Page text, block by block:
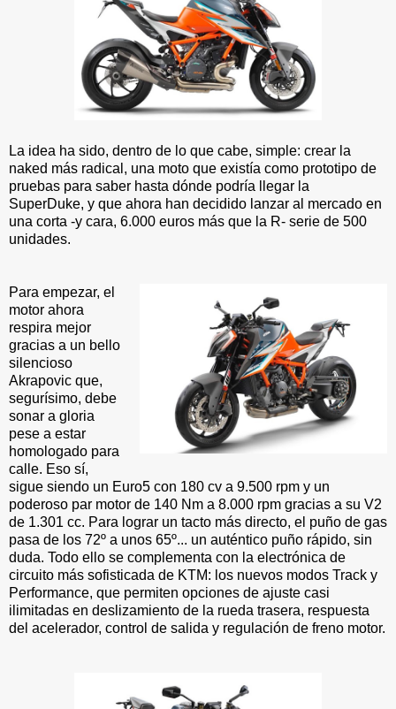
La idea ha sido, dentro de lo que cabe, simple: crear la
naked más radical, una moto que existía como prototipo de
pruebas para saber hasta dónde podría llegar la
SuperDuke, y que ahora han decidido lanzar al mercado en
una corta -y cara, 6.000 euros más que la R- serie de 500
unidades.
Para empezar, el
motor ahora
respira mejor
gracias a un bello
silencioso
Akrapovic que,
segurísimo, debe
sonar a gloria
pese a estar
homologado para
calle. Eso sí,
sigue siendo un Euro5 con 180 cv a 9.500 rpm y un
poderoso par motor de 140 Nm a 8.000 rpm gracias a su V2
de 1.301 cc. Para lograr un tacto más directo, el puño de gas
pasa de los 72º a unos 65º... un auténtico puño rápido, sin
duda. Todo ello se complementa con la electrónica de
circuito más sofisticada de KTM: los nuevos modos Track y
Performance, que permiten opciones de ajuste casi
ilimitadas en deslizamiento de la rueda trasera, respuesta
del acelerador, control de salida y regulación de freno motor.